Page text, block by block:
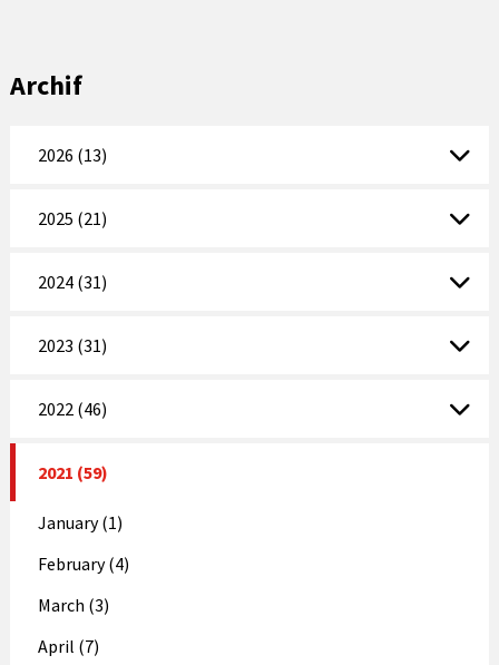
Archif
2026 (13)
2025 (21)
2024 (31)
2023 (31)
2022 (46)
2021 (59)
January (1)
February (4)
March (3)
April (7)